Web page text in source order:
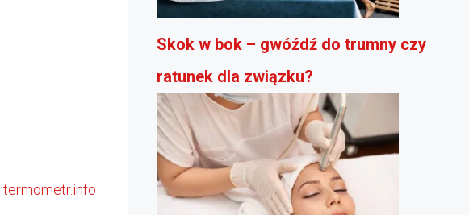
termometr.info
Skok w bok – gwóźdź do trumny czy
ratunek dla związku?